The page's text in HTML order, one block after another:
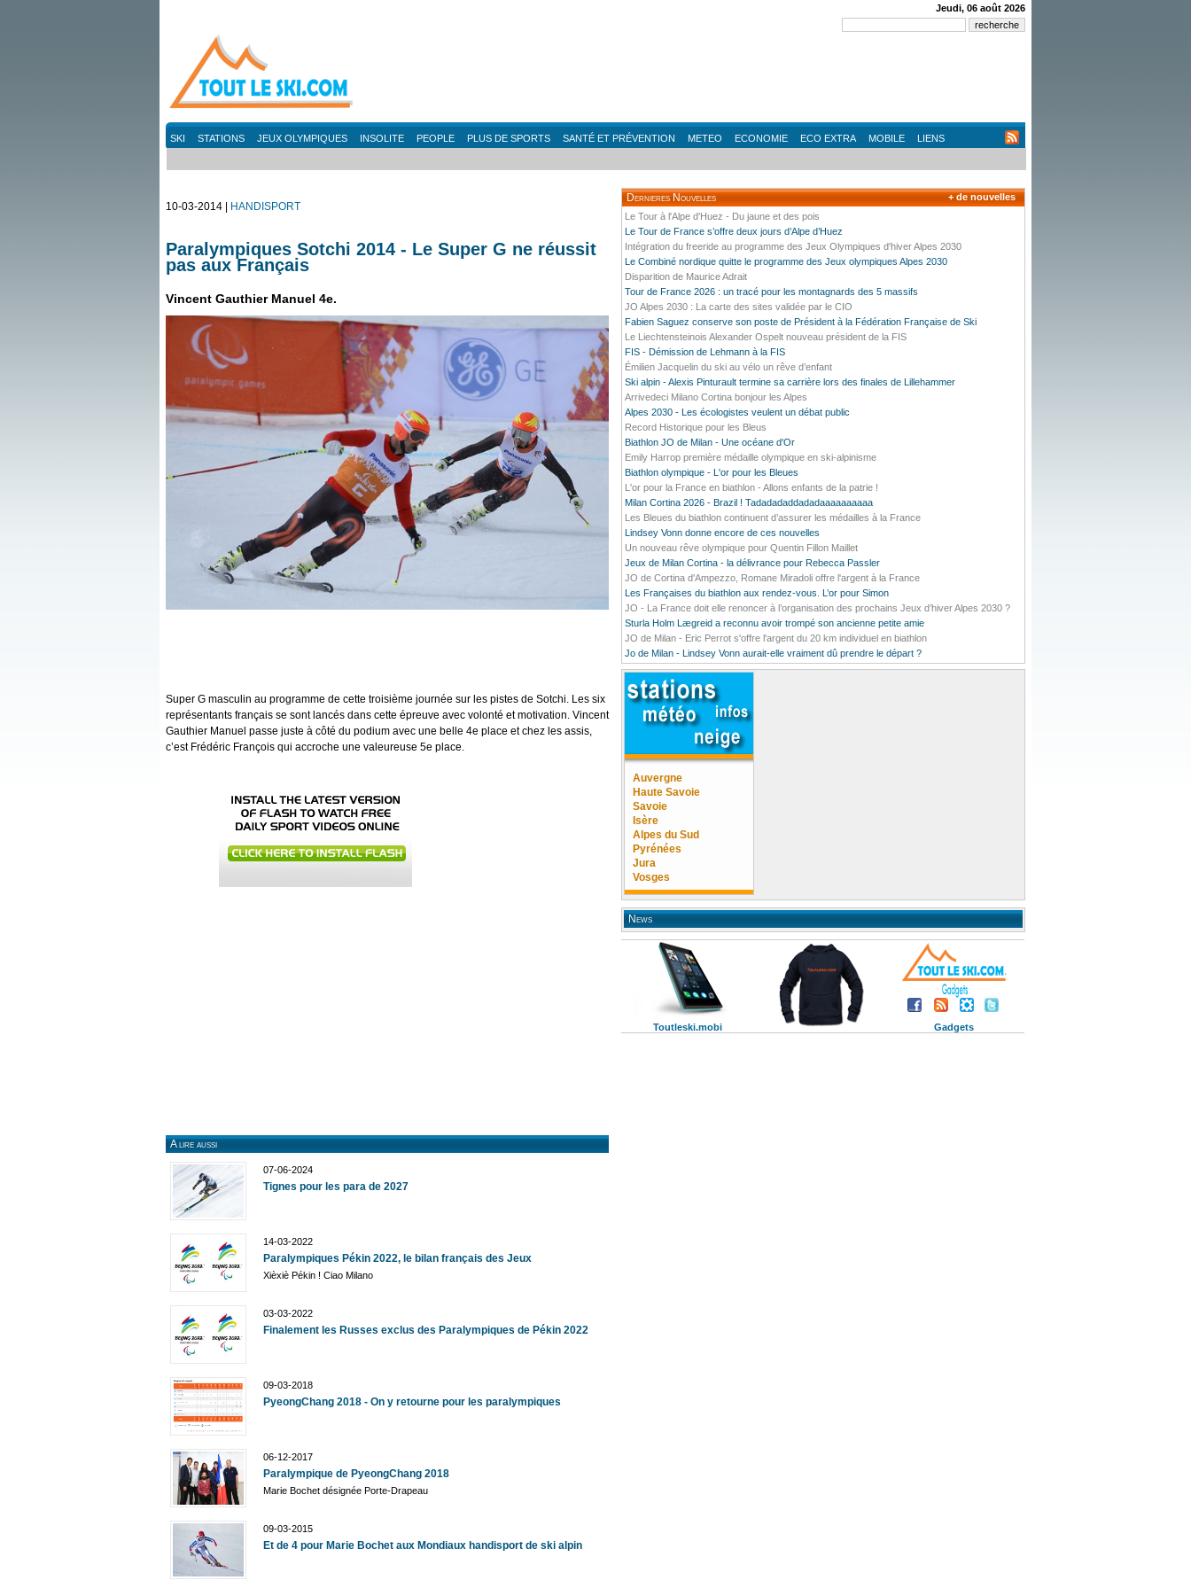
Jeudi, 06 août 2026
SKI STATIONS JEUX OLYMPIQUES INSOLITE PEOPLE PLUS DE SPORTS SANTÉ ET PRÉVENTION METEO ECONOMIE ECO EXTRA MOBILE LIENS
10-03-2014 | HANDISPORT
Paralympiques Sotchi 2014 - Le Super G ne réussit
pas aux Français
Vincent Gauthier Manuel 4e.
Super G masculin au programme de cette troisième journée sur les pistes de Sotchi. Les six
représentants français se sont lancés dans cette épreuve avec volonté et motivation. Vincent
Gauthier Manuel passe juste à côté du podium avec une belle 4e place et chez les assis,
c’est Frédéric François qui accroche une valeureuse 5e place.
A lire aussi
07-06-2024
Tignes pour les para de 2027
14-03-2022
Paralympiques Pékin 2022, le bilan français des Jeux
Xièxiè Pékin ! Ciao Milano
03-03-2022
Finalement les Russes exclus des Paralympiques de Pékin 2022
09-03-2018
PyeongChang 2018 - On y retourne pour les paralympiques
06-12-2017
Paralympique de PyeongChang 2018
Marie Bochet désignée Porte-Drapeau
09-03-2015
Et de 4 pour Marie Bochet aux Mondiaux handisport de ski alpin
Dernieres Nouvelles
Le Tour à l'Alpe d'Huez - Du jaune et des pois
Le Tour de France s’offre deux jours d’Alpe d’Huez
Intégration du freeride au programme des Jeux Olympiques d'hiver Alpes 2030
Le Combiné nordique quitte le programme des Jeux olympiques Alpes 2030
Disparition de Maurice Adrait
Tour de France 2026 : un tracé pour les montagnards des 5 massifs
JO Alpes 2030 : La carte des sites validée par le CIO
Fabien Saguez conserve son poste de Président à la Fédération Française de Ski
Le Liechtensteinois Alexander Ospelt nouveau président de la FIS
FIS - Démission de Lehmann à la FIS
Émilien Jacquelin du ski au vélo un rêve d’enfant
Ski alpin - Alexis Pinturault termine sa carrière lors des finales de Lillehammer
Arrivedeci Milano Cortina bonjour les Alpes
Alpes 2030 - Les écologistes veulent un débat public
Record Historique pour les Bleus
Biathlon JO de Milan - Une océane d'Or
Emily Harrop première médaille olympique en ski-alpinisme
Biathlon olympique - L'or pour les Bleues
L'or pour la France en biathlon - Allons enfants de la patrie !
Milan Cortina 2026 - Brazil ! Tadadadaddadadaaaaaaaaaa
Les Bleues du biathlon continuent d’assurer les médailles à la France
Lindsey Vonn donne encore de ces nouvelles
Un nouveau rêve olympique pour Quentin Fillon Maillet
Jeux de Milan Cortina - la délivrance pour Rebecca Passler
JO de Cortina d'Ampezzo, Romane Miradoli offre l'argent à la France
Les Françaises du biathlon aux rendez-vous. L’or pour Simon
JO - La France doit elle renoncer à l’organisation des prochains Jeux d’hiver Alpes 2030 ?
Sturla Holm Lægreid a reconnu avoir trompé son ancienne petite amie
JO de Milan - Eric Perrot s'offre l'argent du 20 km individuel en biathlon
Jo de Milan - Lindsey Vonn aurait-elle vraiment dû prendre le départ ?
+ de nouvelles
Auvergne
Haute Savoie
Savoie
Isère
Alpes du Sud
Pyrénées
Jura
Vosges
News
Toutleski.mobi Gadgets